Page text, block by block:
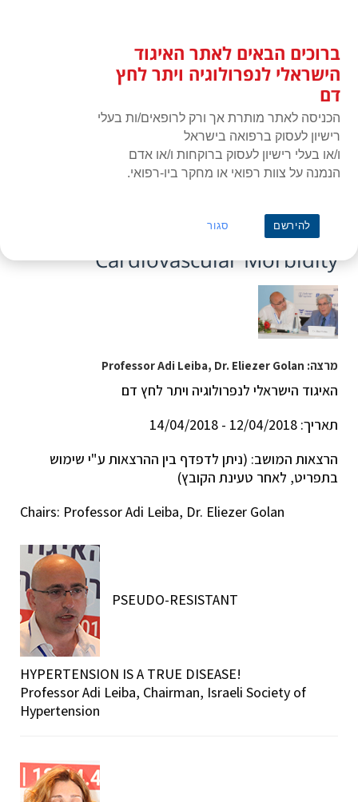
האיגוד הישראלי לנפרולוגיה ויתר
לחץ דם
מושב תשיעי – Hypertension and
Cardiovascular Morbidity
מרצה: Professor Adi Leiba, Dr. Eliezer Golan
האיגוד הישראלי לנפרולוגיה ויתר לחץ דם
תאריך: 12/04/2018 - 14/04/2018
הרצאות המושב: (ניתן לדפדף בין ההרצאות ע"י שימוש
בתפריט, לאחר טעינת הקובץ)
Chairs: Professor Adi Leiba, Dr. Eliezer Golan
PSEUDO-RESISTANT
HYPERTENSION IS A TRUE DISEASE!
Professor Adi Leiba, Chairman, Israeli Society of
Hypertension
ברוכים הבאים לאתר האיגוד
הישראלי לנפרולוגיה ויתר לחץ
דם
הכניסה לאתר מותרת אך ורק לרופאים/ות בעלי
רישיון לעסוק ברפואה בישראל
ו/או בעלי רישיון לעסוק ברוקחות ו/או אדם
הנמנה על צוות רפואי או מחקר ביו-רפואי.
להירשם סגור